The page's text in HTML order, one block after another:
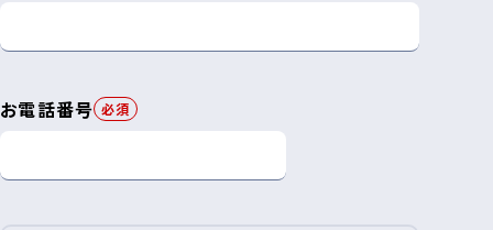
お電話番号 必須